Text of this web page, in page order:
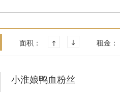
面积： 租金：
小淮娘鸭血粉丝